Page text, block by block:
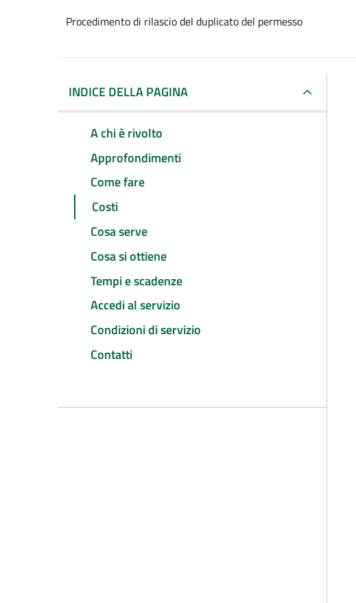
Procedimento di rilascio del duplicato del permesso
INDICE DELLA PAGINA
A chi è rivolto
Approfondimenti
Come fare
Costi
Cosa serve
Cosa si ottiene
Tempi e scadenze
Accedi al servizio
Condizioni di servizio
Contatti